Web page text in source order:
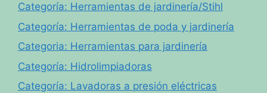
Categoría: Herramientas de jardinería/Stihl
Categoría: Herramientas de poda y jardinería
Categoria: Herramientas para jardinería
Categoría: Hidrolimpiadoras
Categoría: Lavadoras a presión eléctricas